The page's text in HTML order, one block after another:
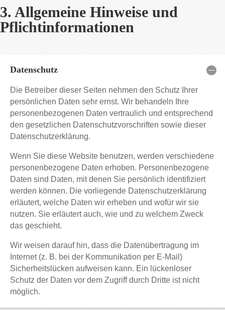
3. Allgemeine Hinweise und
Pflichtinformationen
Datenschutz
Die Betreiber dieser Seiten nehmen den Schutz Ihrer
persönlichen Daten sehr ernst. Wir behandeln Ihre
personenbezogenen Daten vertraulich und entsprechend
den gesetzlichen Datenschutzvorschriften sowie dieser
Datenschutzerklärung.
Wenn Sie diese Website benutzen, werden verschiedene
personenbezogene Daten erhoben. Personenbezogene
Daten sind Daten, mit denen Sie persönlich identifiziert
werden können. Die vorliegende Datenschutzerklärung
erläutert, welche Daten wir erheben und wofür wir sie
nutzen. Sie erläutert auch, wie und zu welchem Zweck
das geschieht.
Wir weisen darauf hin, dass die Datenübertragung im
Internet (z. B. bei der Kommunikation per E-Mail)
Sicherheitslücken aufweisen kann. Ein lückenloser
Schutz der Daten vor dem Zugriff durch Dritte ist nicht
möglich.